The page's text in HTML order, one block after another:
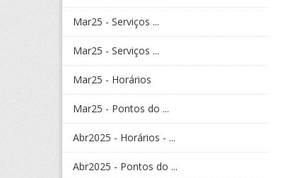
Mar25 - Serviços ...
Mar25 - Serviços ...
Mar25 - Horários
Mar25 - Pontos do ...
Abr2025 - Horários - ...
Abr2025 - Pontos do ...